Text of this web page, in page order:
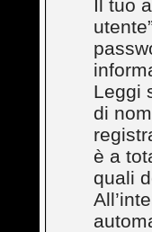
Il tuo
Leggi
di
è a
quali